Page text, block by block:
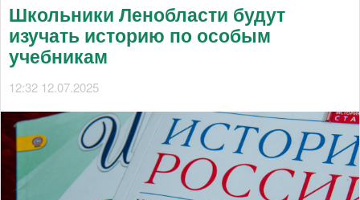
Школьники Ленобласти будут
изучать историю по особым
учебникам
12:32 12.07.2025